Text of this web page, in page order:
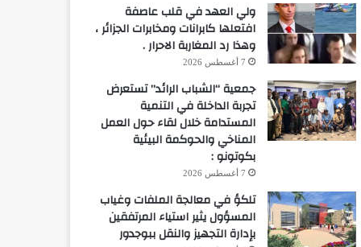
ولي العهد في قلب عاصفة
افتعلها كابرانات ومخابرات الجزائر ،
وهذا رد المغاربة الاحرار .
7 أغسطس 2026
جمعية “الشباب الرائد” تستعرض
تجربة الداخلة في التنمية
المستدامة خلال لقاء حول العمل
المناخي والحوكمة البيئية
بكوتونو :
7 أغسطس 2026
تلكؤ في معالجة الملفات وغياب
المسؤول يثير استياء المرتفقين
بإدارة التجهيز والنقل ببوجدور